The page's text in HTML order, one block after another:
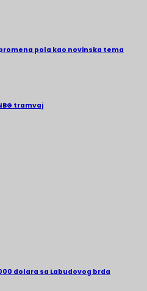
pola kao novinska tema
tramvaj
dolara sa Labudovog brda